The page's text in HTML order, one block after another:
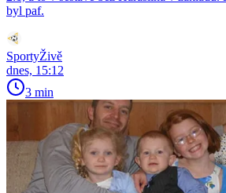
byl paf.
SportyŽivě
dnes, 15:12
3 min